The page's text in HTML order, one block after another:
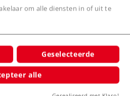
producten
om alle diensten in of uit te
Geselecteerde
alle